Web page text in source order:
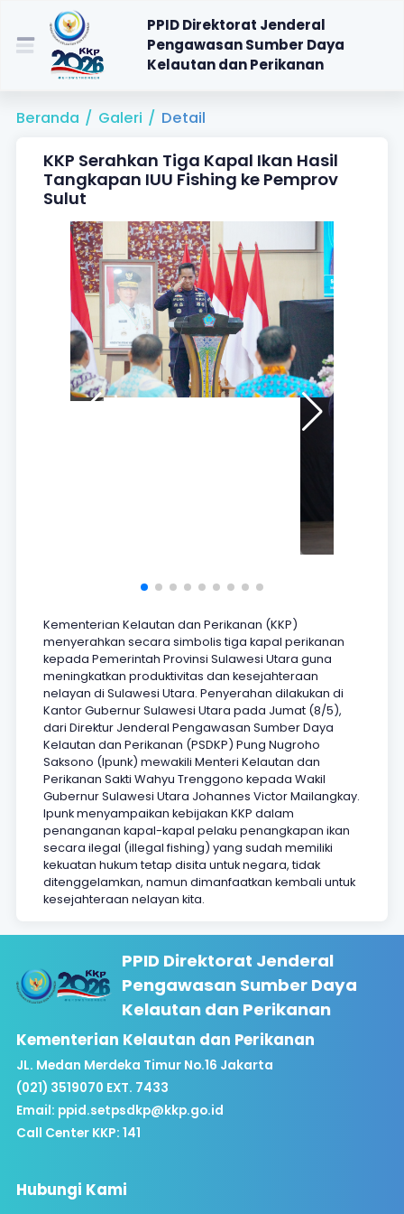
PPID Direktorat Jenderal
Pengawasan Sumber Daya
Kelautan dan Perikanan
Beranda / Galeri / Detail
KKP Serahkan Tiga Kapal Ikan Hasil
Tangkapan IUU Fishing ke Pemprov
Sulut
Kementerian Kelautan dan Perikanan (KKP)
menyerahkan secara simbolis tiga kapal perikanan
kepada Pemerintah Provinsi Sulawesi Utara guna
meningkatkan produktivitas dan kesejahteraan
nelayan di Sulawesi Utara. Penyerahan dilakukan di
Kantor Gubernur Sulawesi Utara pada Jumat (8/5),
dari Direktur Jenderal Pengawasan Sumber Daya
Kelautan dan Perikanan (PSDKP) Pung Nugroho
Saksono (Ipunk) mewakili Menteri Kelautan dan
Perikanan Sakti Wahyu Trenggono kepada Wakil
Gubernur Sulawesi Utara Johannes Victor Mailangkay.
Ipunk menyampaikan kebijakan KKP dalam
penanganan kapal-kapal pelaku penangkapan ikan
secara ilegal (illegal fishing) yang sudah memiliki
kekuatan hukum tetap disita untuk negara, tidak
ditenggelamkan, namun dimanfaatkan kembali untuk
kesejahteraan nelayan kita.
PPID Direktorat Jenderal
Pengawasan Sumber Daya
Kelautan dan Perikanan
Kementerian Kelautan dan Perikanan
JL. Medan Merdeka Timur No.16 Jakarta
(021) 3519070 EXT. 7433
Email: ppid.setpsdkp@kkp.go.id
Call Center KKP: 141
Hubungi Kami